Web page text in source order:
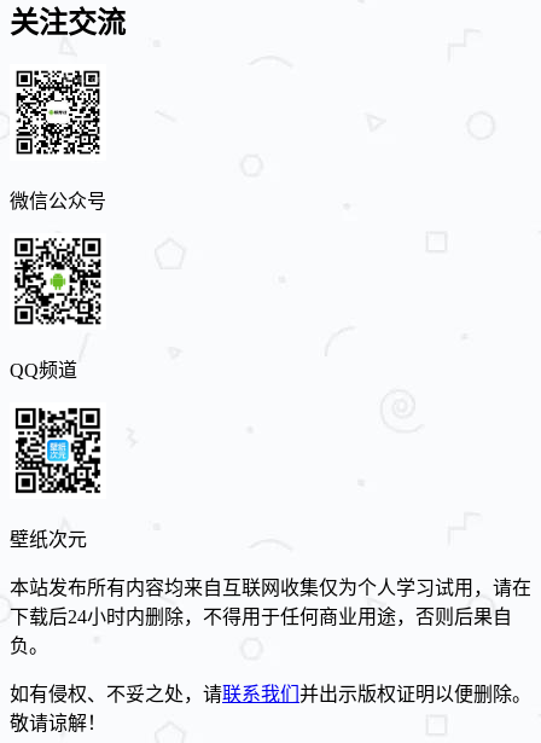
关注交流
微信公众号
QQ频道
壁纸次元
本站发布所有内容均来自互联网收集仅为个人学习试用，请在
下载后24小时内删除，不得用于任何商业用途，否则后果自
负。
如有侵权、不妥之处，请联系我们 并出示版权证明以便删除。
敬请谅解！